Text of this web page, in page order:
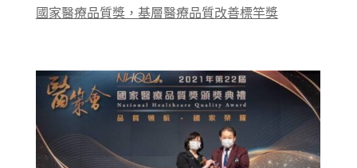
國家醫療品質獎，基層醫療品質改善標竿獎